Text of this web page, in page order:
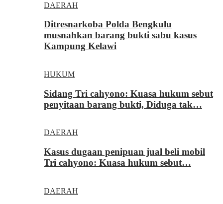
DAERAH
Ditresnarkoba Polda Bengkulu
musnahkan barang bukti sabu kasus
Kampung Kelawi
HUKUM
Sidang Tri cahyono: Kuasa hukum sebut
penyitaan barang bukti, Diduga tak…
DAERAH
Kasus dugaan penipuan jual beli mobil
Tri cahyono: Kuasa hukum sebut…
DAERAH